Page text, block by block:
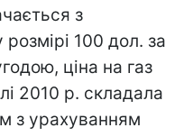
з
100 дол. за
ціна на газ
2010 р. складала
з урахуванням